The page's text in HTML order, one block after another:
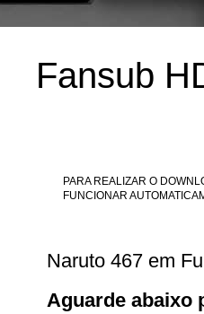
Fansub
PARA REALIZAR O
FUNCIONAR
Naruto 467 em
Aguarde abaixo